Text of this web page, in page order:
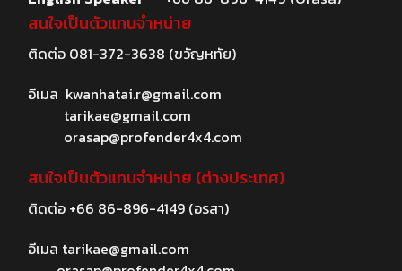
สนใจเป็นตัวแทนจำหน่าย
ติดต่อ 081-372-3638 (ขวัญหทัย)
อีเมล kwanhatai.r@gmail.com
tarikae@gmail.com
orasap@profender4x4.com
สนใจเป็นตัวแทนจำหน่าย (ต่างประเทศ)
ติดต่อ +66 86-896-4149(อรสา)
อีเมล tarikae@gmail.com